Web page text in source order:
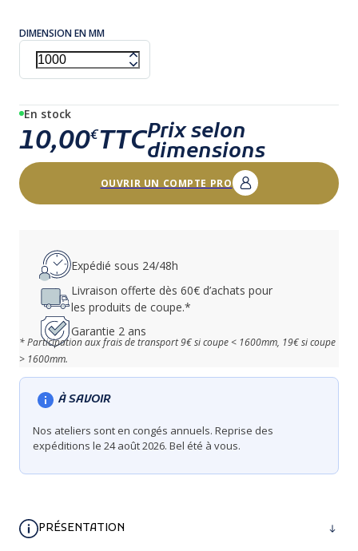
DIMENSION EN MM
En stock
10,00€TTCPrix selon
dimensions
OUVRIR UN COMPTE PRO
Expédié sous 24/48h
Livraison offerte dès 60€ d’achats pour
les produits de coupe.*
Garantie 2 ans
* Participation aux frais de transport 9€ si coupe < 1600mm, 19€ si coupe
> 1600mm.
À SAVOIR
Nos ateliers sont en congés annuels. Reprise des
expéditions le 24 août 2026. Bel été à vous.
PRÉSENTATION